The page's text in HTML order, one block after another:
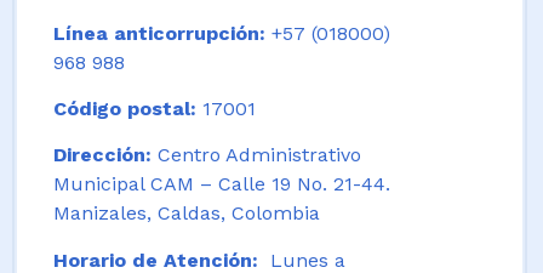
Línea anticorrupción: +57 (018000)
968 988
Código postal: 17001
Dirección: Centro Administrativo
Municipal CAM – Calle 19 No. 21-44.
Manizales, Caldas, Colombia
Horario de Atención: Lunes a